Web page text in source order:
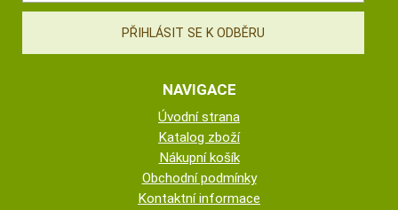
NAVIGACE
Úvodní strana
Katalog zboží
Nákupní košík
Obchodní podmínky
Kontaktní informace